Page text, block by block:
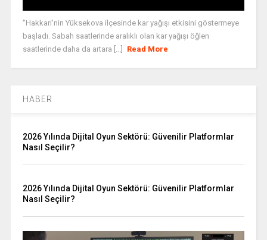
"Hakkari'nin Yüksekova ilçesinde kar yağışı etkisini göstermeye
başladı. Sabah saatlerinde aralıklı olan kar yağışı öğlen
saatlerinde daha da artara [...]
Read More
HABER
2026 Yılında Dijital Oyun Sektörü: Güvenilir Platformlar
Nasıl Seçilir?
2026 Yılında Dijital Oyun Sektörü: Güvenilir Platformlar
Nasıl Seçilir?